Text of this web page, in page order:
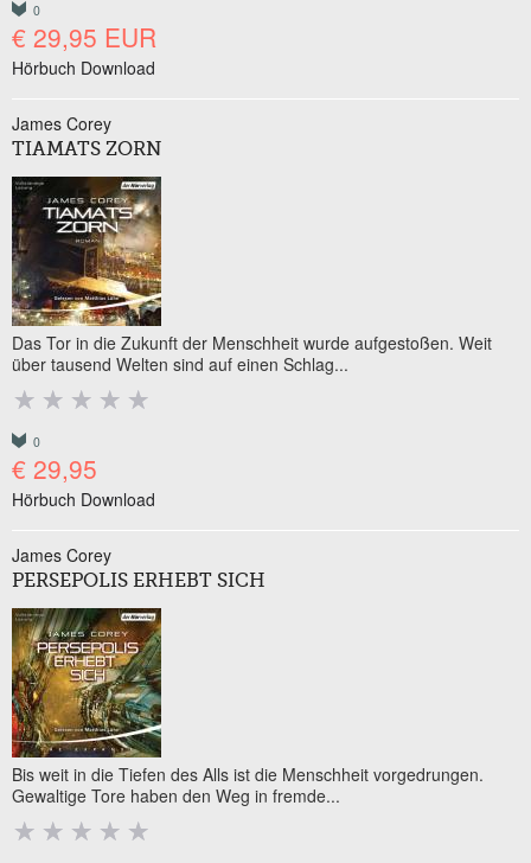
0
€ 29,95 EUR
Hörbuch Download
James Corey
TIAMATS ZORN
Das Tor in die Zukunft der Menschheit wurde aufgestoßen. Weit
über tausend Welten sind auf einen Schlag...
0
€ 29,95
Hörbuch Download
James Corey
PERSEPOLIS ERHEBT SICH
Bis weit in die Tiefen des Alls ist die Menschheit vorgedrungen.
Gewaltige Tore haben den Weg in fremde...